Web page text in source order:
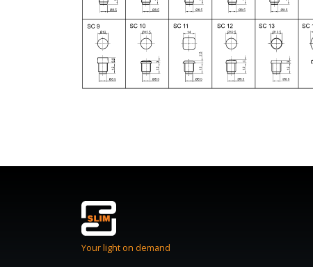
Your light on demand